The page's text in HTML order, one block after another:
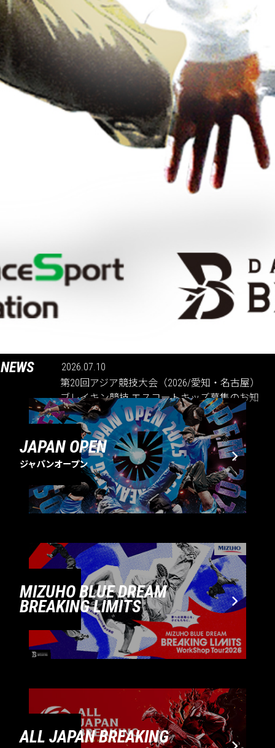
NEWS
2026.07.10
第20回アジア競技大会（2026/愛知・名古屋）
ブレイキン競技 エスコートキッズ募集のお知
らせ
JAPAN OPEN
ジャパンオープン
MIZUHO BLUE DREAM
BREAKING LIMITS
ALL JAPAN BREAKING